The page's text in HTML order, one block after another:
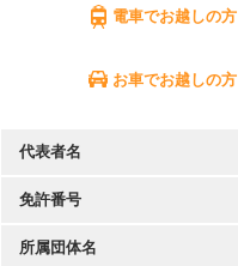
電車でお越しの方
お車でお越しの方
代表者名
免許番号
所属団体名